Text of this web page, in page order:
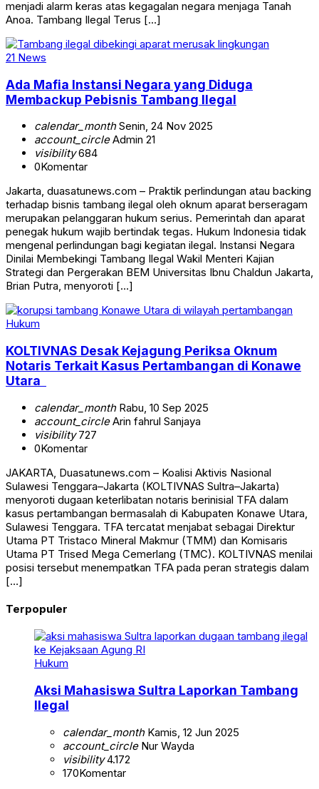
menjadi alarm keras atas kegagalan negara menjaga Tanah
Anoa. Tambang Ilegal Terus […]
21 News
Ada Mafia Instansi Negara yang Diduga
Membackup Pebisnis Tambang Ilegal
calendar_monthSenin, 24 Nov 2025
account_circleAdmin 21
visibility684
0Komentar
Jakarta, duasatunews.com – Praktik perlindungan atau backing
terhadap bisnis tambang ilegal oleh oknum aparat berseragam
merupakan pelanggaran hukum serius. Pemerintah dan aparat
penegak hukum wajib bertindak tegas. Hukum Indonesia tidak
mengenal perlindungan bagi kegiatan ilegal. Instansi Negara
Dinilai Membekingi Tambang Ilegal Wakil Menteri Kajian
Strategi dan Pergerakan BEM Universitas Ibnu Chaldun Jakarta,
Brian Putra, menyoroti […]
Hukum
KOLTIVNAS Desak Kejagung Periksa Oknum
Notaris Terkait Kasus Pertambangan di Konawe
Utara
calendar_monthRabu, 10 Sep 2025
account_circleArin fahrul Sanjaya
visibility727
0Komentar
JAKARTA, Duasatunews.com – Koalisi Aktivis Nasional
Sulawesi Tenggara–Jakarta (KOLTIVNAS Sultra–Jakarta)
menyoroti dugaan keterlibatan notaris berinisial TFA dalam
kasus pertambangan bermasalah di Kabupaten Konawe Utara,
Sulawesi Tenggara. TFA tercatat menjabat sebagai Direktur
Utama PT Tristaco Mineral Makmur (TMM) dan Komisaris
Utama PT Trised Mega Cemerlang (TMC). KOLTIVNAS menilai
posisi tersebut menempatkan TFA pada peran strategis dalam
[…]
Terpopuler
Hukum
Aksi Mahasiswa Sultra Laporkan Tambang
Ilegal
calendar_monthKamis, 12 Jun 2025
account_circleNur Wayda
visibility4.172
170Komentar